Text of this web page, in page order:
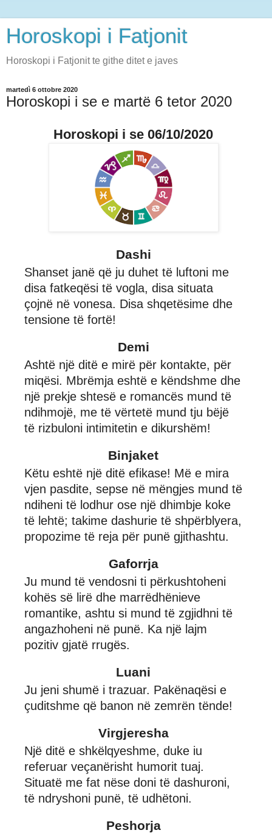
Horoskopi i Fatjonit
Horoskopi i Fatjonit te githe ditet e javes
martedì 6 ottobre 2020
Horoskopi i se e martë 6 tetor 2020
Horoskopi i se 06/10/2020
Dashi
Shanset janë që ju duhet të luftoni me
disa fatkeqësi të vogla, disa situata
çojnë në vonesa. Disa shqetësime dhe
tensione të fortë!
Demi
Ashtë një ditë e mirë për kontakte, për
miqësi. Mbrëmja eshtë e këndshme dhe
një prekje shtesë e romancës mund të
ndihmojë, me të vërtetë mund tju bëjë
të rizbuloni intimitetin e dikurshëm!
Binjaket
Këtu eshtë një ditë efikase! Më e mira
vjen pasdite, sepse në mëngjes mund të
ndiheni të lodhur ose një dhimbje koke
të lehtë; takime dashurie të shpërblyera,
propozime të reja për punë gjithashtu.
Gaforrja
Ju mund të vendosni ti përkushtoheni
kohës së lirë dhe marrëdhënieve
romantike, ashtu si mund të zgjidhni të
angazhoheni në punë. Ka një lajm
pozitiv gjatë rrugës.
Luani
Ju jeni shumë i trazuar. Pakënaqësi e
çuditshme që banon në zemrën tënde!
Virgjeresha
Një ditë e shkëlqyeshme, duke iu
referuar veçanërisht humorit tuaj.
Situatë me fat nëse doni të dashuroni,
të ndryshoni punë, të udhëtoni.
Peshorja